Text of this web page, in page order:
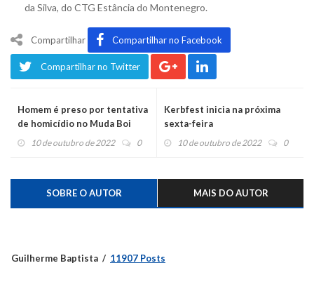
da Silva, do CTG Estância do Montenegro.
Compartilhar Compartilhar no Facebook
Compartilhar no Twitter
Homem é preso por tentativa
de homicídio no Muda Boi
10 de outubro de 2022 0
Kerbfest inicia na próxima
sexta-feira
10 de outubro de 2022 0
SOBRE O AUTOR MAIS DO AUTOR
Guilherme Baptista 11907 Posts